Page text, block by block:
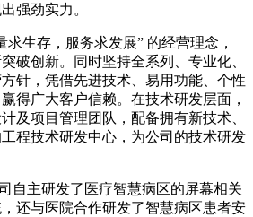
强劲实力。
求生存，服务求发展” 的经营理念，
破创新。同时坚持全系列、专业化、
针，凭借先进技术、易用功能、个性
得广大客户信赖。在技术研发层面，
及项目管理团队，配备拥有新技术、
程技术研发中心，为公司的技术研发
自主研发了医疗智慧病区的屏幕相关
还与医院合作研发了智慧病区患者安